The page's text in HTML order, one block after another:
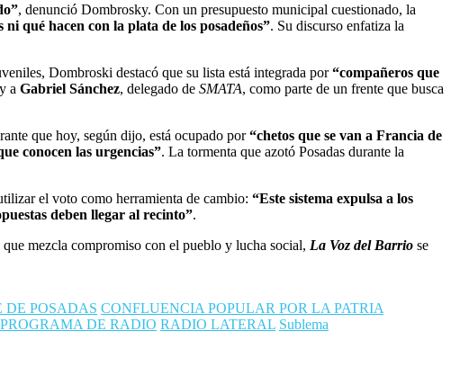
, denunció Dombrosky. Con un presupuesto municipal cuestionado, la
qué hacen con la plata de los posadeños”. Su discurso enfatiza la
Dombroski destacó que su lista está integrada por“compañeros que
a Gabriel Sánchez, delegado de SMATA, como parte de un frente que busca
que hoy, según dijo, está ocupado por“chetos que se van a Francia de
conocen las urgencias”. La tormenta que azotó Posadas durante la
el voto como herramienta de cambio: “Este sistema expulsa a los
deben llegar al recinto”.
mezcla compromiso con el pueblo y lucha social, La Voz del Barrio se
DE POSADAS CONFLUENCIA POPULAR POR LA PATRIA
PROGRAMA DE RADIO RADIO LATERAL Sublema